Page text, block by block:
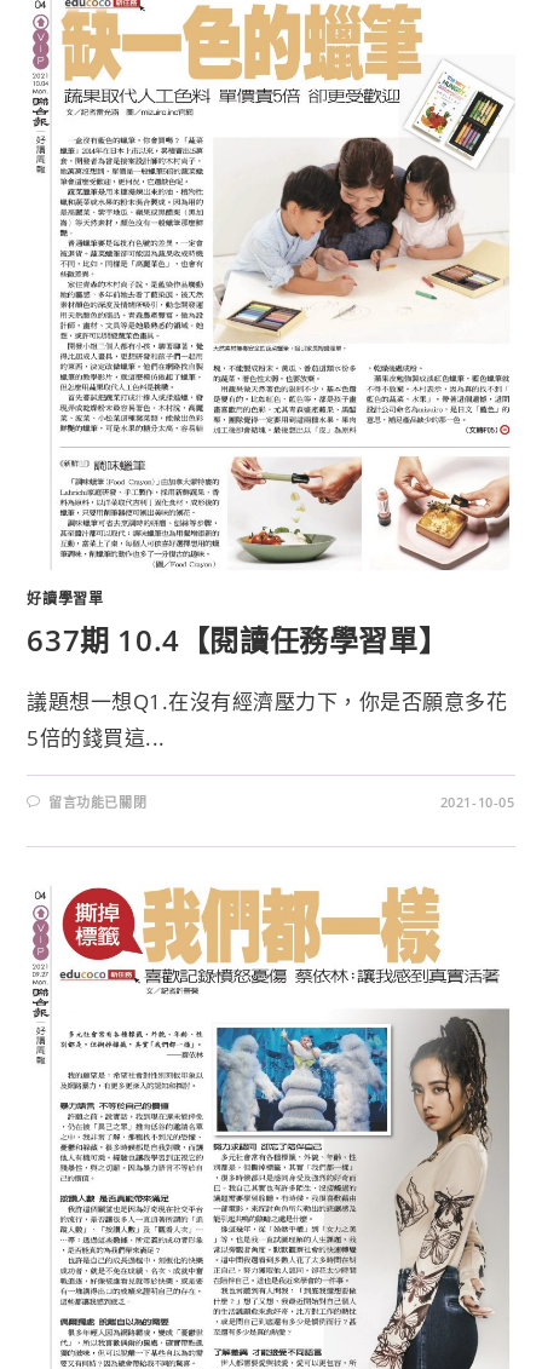
好讀學習單
637期 10.4【閱讀任務學習單】
議題想一想Q1.在沒有經濟壓力下，你是否願意多花
5倍的錢買這...
留言功能已關閉 2021-10-05